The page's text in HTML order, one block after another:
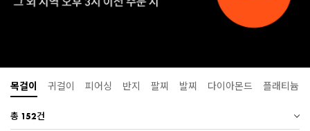
목걸이 귀걸이 피어싱 반지 팔찌 발찌 다이아몬드 플래티늄
총 152건